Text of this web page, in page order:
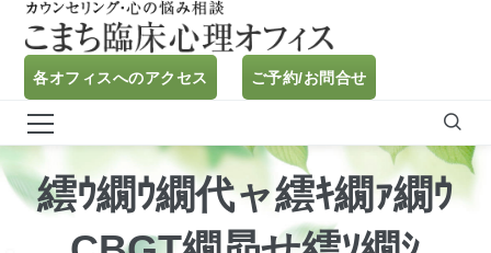
各オフィスへのアクセス ご予約/お問合せ
繧ｳ繝ｳ繝代ャ繧ｷ繝ｧ繝ｳ